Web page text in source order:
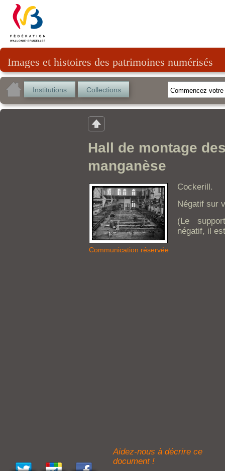
Images et histoires des patrimoines numérisés
Institutions Collections
Hall de montage
manganèse
Communication réservée
Cockerill.
Négatif sur
(Le
négatif, il
Aidez-nous à décrire ce
document !